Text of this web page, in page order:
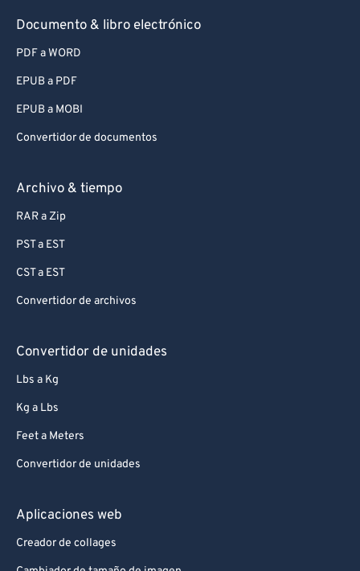
Documento & libro electrónico
PDF a WORD
EPUB a PDF
EPUB a MOBI
Convertidor de documentos
Archivo & tiempo
RAR a Zip
PST a EST
CST a EST
Convertidor de archivos
Convertidor de unidades
Lbs a Kg
Kg a Lbs
Feet a Meters
Convertidor de unidades
Aplicaciones web
Creador de collages